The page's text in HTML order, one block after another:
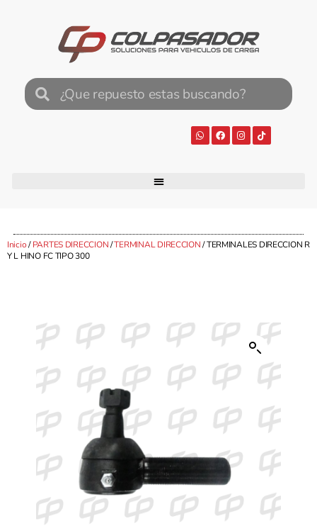
Inicio/PARTES DIRECCION/TERMINAL DIRECCION/ TERMINALES DIRECCION R
Y L HINO FC TIPO 300